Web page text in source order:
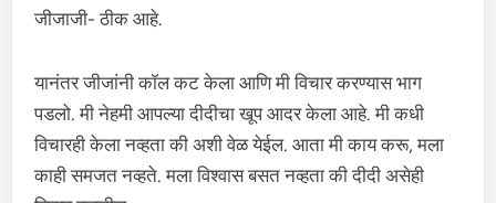
जीजाजी- ठीक आहे.
यानंतर जीजांनी कॉल कट केला आणि मी विचार करण्यास भाग
पडलो. मी नेहमी आपल्या दीदीचा खूप आदर केला आहे. मी कधी
विचारही केला नव्हता की अशी वेळ येईल. आता मी काय करू, मला
काही समजत नव्हते. मला विश्वास बसत नव्हता की दीदी असेही